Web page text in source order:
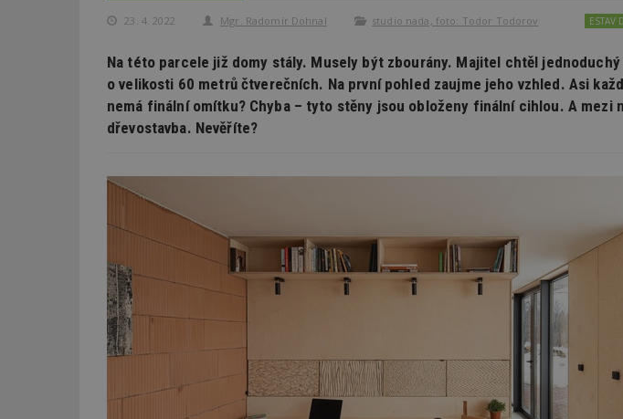
23. 4. 2022 Mgr. Radomír Dohnal studio nada, foto: Todor Todorov ESTAV
Na této parcele již domy stály. Musely být zbourány. Majitel chtěl
o velikosti 60 metrů čtverečních. Na první pohled zaujme jeho vzhled. Asi
nemá finální omítku? Chyba – tyto stěny jsou obloženy finální cihlou. A mezi
dřevostavba. Nevěříte?